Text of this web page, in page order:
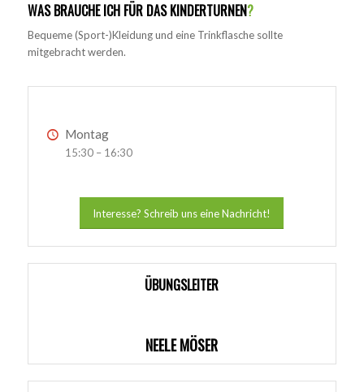
WAS BRAUCHE ICH FÜR DAS KINDERTURNEN?
Bequeme (Sport-)Kleidung und eine Trinkflasche sollte
mitgebracht werden.
Montag
15:30 – 16:30
Interesse? Schreib uns eine Nachricht!
ÜBUNGSLEITER
NEELE MÖSER